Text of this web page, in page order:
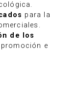
para la
de los
e